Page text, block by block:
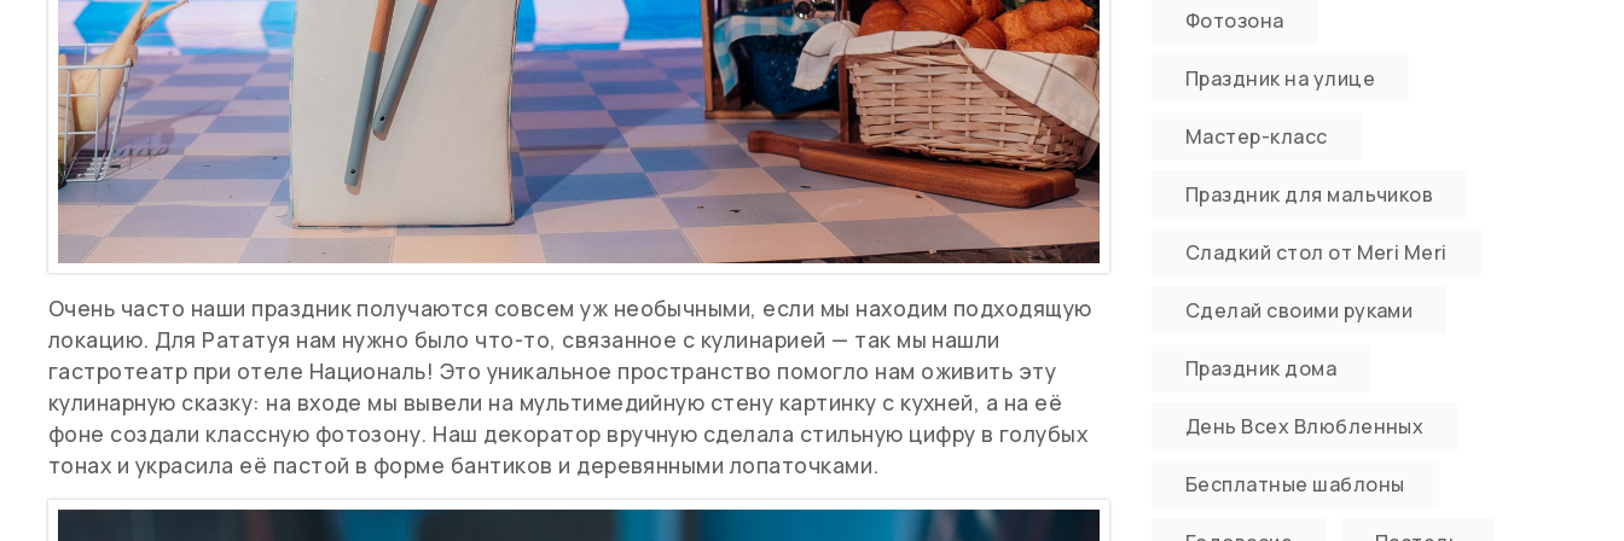
Очень часто наши праздник получаются совсем уж необычными, если мы находим подходящую
локацию. Для Рататуя нам нужно было что-то, связанное с кулинарией — так мы нашли
гастротеатр при отеле Националь! Это уникальное пространство помогло нам оживить эту
кулинарную сказку: на входе мы вывели на мультимедийную стену картинку с кухней, а на её
фоне создали классную фотозону. Наш декоратор вручную сделала стильную цифру в голубых
тонах и украсила её пастой в форме бантиков и деревянными лопаточками.
Фотозона
Праздник на улице
Мастер-класс
Праздник для мальчиков
Сладкий стол от Meri Meri
Сделай своими руками
Праздник дома
День Всех Влюбленных
Бесплатные шаблоны